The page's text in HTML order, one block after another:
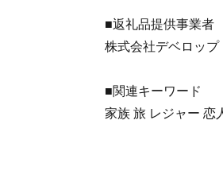
■返礼品提供事業者
株式会社デベロップ
■関連キーワード
家族 旅 レジャー 恋